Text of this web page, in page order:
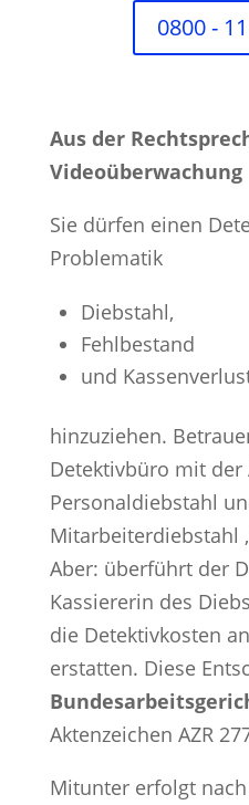
0800 -
Aus der
Videoüberwachung
Sie dürfen einen
Problematik
Diebstahl,
Fehlbestand
und
hinzuziehen.
Detektivbüro mit der
Personaldiebstahl
Mitarbeiterdiebstahl
Aber: überführt der
Kassiererin des
die Detektivkosten
erstatten. Diese
Aktenzeichen AZR
Mitunter erfolgt